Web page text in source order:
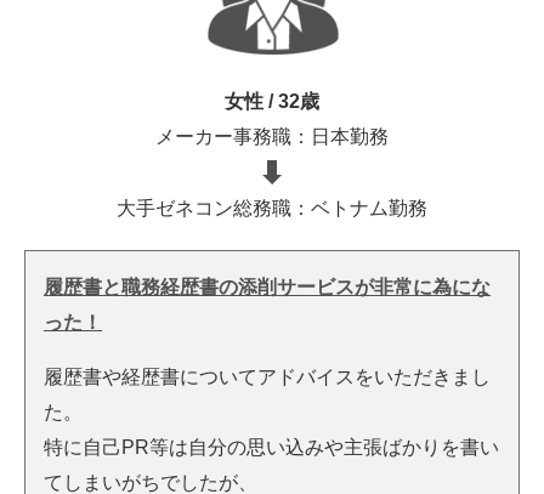
女性 / 32歳
メーカー事務職：日本勤務
大手ゼネコン総務職：ベトナム勤務
履歴書と職務経歴書の添削サービスが非常に為にな
った！
履歴書や経歴書についてアドバイスをいただきまし
た。
特に自己PR等は自分の思い込みや主張ばかりを書い
てしまいがちでしたが、